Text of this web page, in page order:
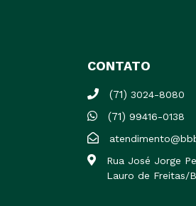
CONTATO
(71) 3024-8080
(71) 99416-0138
Rua José Jorge
Lauro de Freitas/